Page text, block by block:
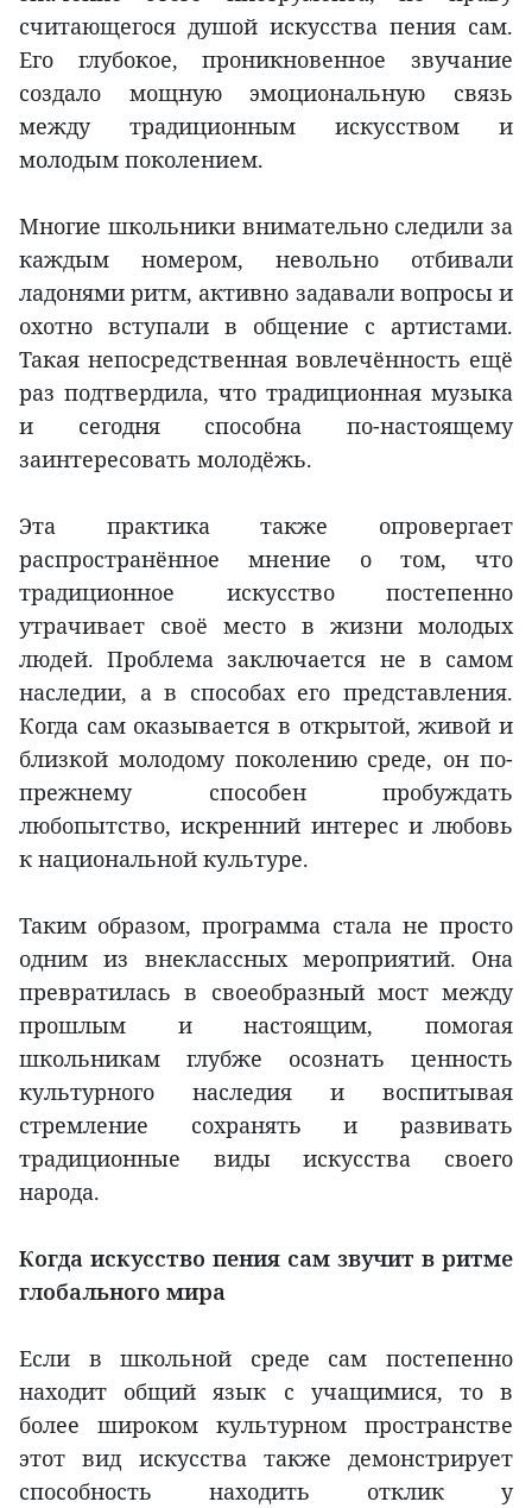
считающегося душой искусства пения сам.
Его глубокое, проникновенное звучание
создало мощную эмоциональную связь
между традиционным искусством и
молодым поколением.
Многие школьники внимательно следили за
каждым номером, невольно отбивали
ладонями ритм, активно задавали вопросы и
охотно вступали в общение с артистами.
Такая непосредственная вовлечённость ещё
раз подтвердила, что традиционная музыка
и сегодня способна по-настоящему
заинтересовать молодёжь.
Эта практика также опровергает
распространённое мнение о том, что
традиционное искусство постепенно
утрачивает своё место в жизни молодых
людей. Проблема заключается не в самом
наследии, а в способах его представления.
Когда сам оказывается в открытой, живой и
близкой молодому поколению среде, он по-
прежнему способен пробуждать
любопытство, искренний интерес и любовь
к национальной культуре.
Таким образом, программа стала не просто
одним из внеклассных мероприятий. Она
превратилась в своеобразный мост между
прошлым и настоящим, помогая
школьникам глубже осознать ценность
культурного наследия и воспитывая
стремление сохранять и развивать
традиционные виды искусства своего
народа.
Когда искусство пения сам звучит в ритме
глобального мира
Если в школьной среде сам постепенно
находит общий язык с учащимися, то в
более широком культурном пространстве
этот вид искусства также демонстрирует
способность находить отклик у